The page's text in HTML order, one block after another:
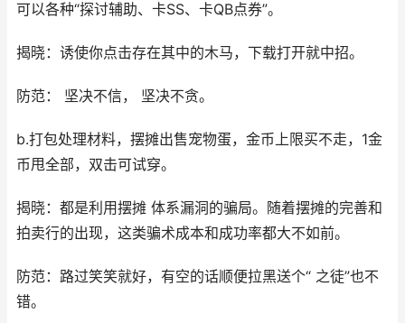
可以各种“探讨辅助、卡SS、卡QB点券”。
揭晓：诱使你点击存在其中的木马，下载打开就中招。
防范： 坚决不信， 坚决不贪。
b.打包处理材料，摆摊出售宠物蛋，金币上限买不走，1金
币甩全部，双击可试穿。
揭晓：都是利用摆摊 体系漏洞的骗局。随着摆摊的完善和
拍卖行的出现，这类骗术成本和成功率都大不如前。
防范：路过笑笑就好，有空的话顺便拉黑送个“ 之徒”也不
错。